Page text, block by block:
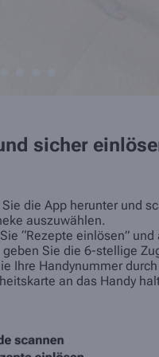
sicher
die App herunter und
auszuwählen.
“Rezepte einlösen”
geben Sie die 6-stellige
Ihre Handynummer
an das Handy